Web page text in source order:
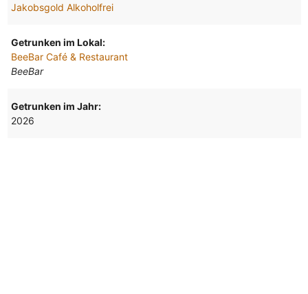
Jakobsgold Alkoholfrei
Getrunken im Lokal:
BeeBar Café & Restaurant
BeeBar
Getrunken im Jahr:
2026